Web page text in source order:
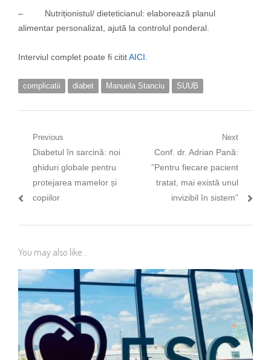
– Nutriționistul/ dieteticianul: elaborează planul
alimentar personalizat, ajută la controlul ponderal.
Interviul complet poate fi cititAICI
complicatii diabet Manuela Stanciu SUUB
Navigare
articole
Previous
Previous
post:
Diabetul în sarcină: noi
ghiduri globale pentru
protejarea mamelor și
copiilor
Next
Next
post:
Conf. dr. Adrian Pană:
”Pentru fiecare pacient
tratat, mai există unul
invizibil în sistem”
You may also like...